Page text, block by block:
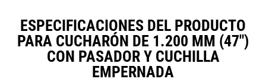
ESPECIFICACIONES DEL PRODUCTO
PARA CUCHARÓN DE 1.200 MM (47")
CON PASADOR Y CUCHILLA
EMPERNADA